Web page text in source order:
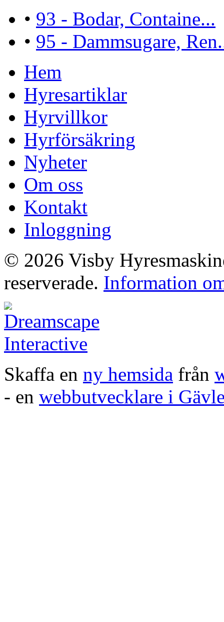
• 93 - Bodar, Containe...
• 95 - Dammsugare,
Hem
Hyresartiklar
Hyrvillkor
Hyrförsäkring
Nyheter
Om oss
Kontakt
Inloggning
© 2026 Visby
reserverade. Information
Skaffa en ny hemsida från
- en webbutvecklare i